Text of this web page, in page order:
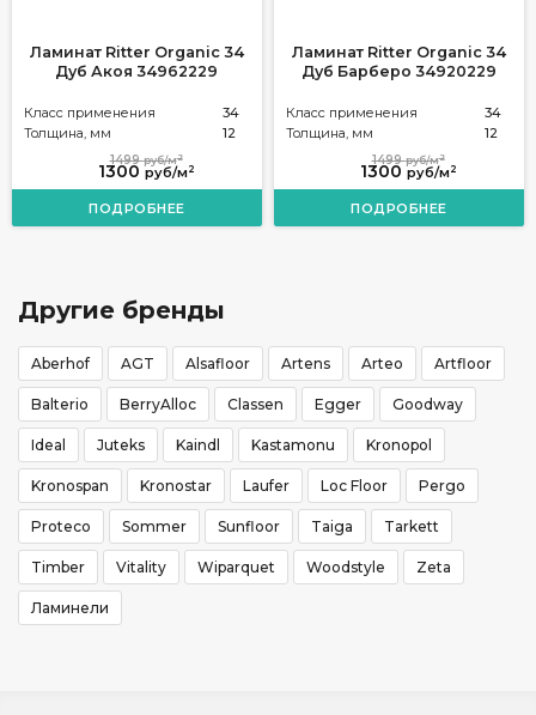
Ламинат Ritter Organic 34
Дуб Акоя 34962229
Класс применения
34
Толщина, мм
12
1300 руб/м 2
1499руб/м2
ПОДРОБНЕЕ
Ламинат Ritter Organic 34
Дуб Барберо 34920229
Класс применения
34
Толщина, мм
12
1300 руб/м 2
1499руб/м2
ПОДРОБНЕЕ
Другие бренды
Aberhof AGT Alsafloor Artens Arteo Artfloor
Balterio BerryAlloc Classen Egger Goodway
Ideal Juteks Kaindl Kastamonu Kronopol
Kronospan Kronostar Laufer Loc Floor Pergo
Proteco Sommer Sunfloor Taiga Tarkett
Timber Vitality Wiparquet Woodstyle Zeta
Ламинели